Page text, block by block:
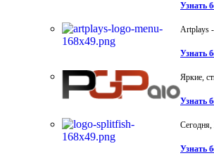
Узнать
Artplays
Узнать
Яркие,
Узнать
Сегодня,
Узнать